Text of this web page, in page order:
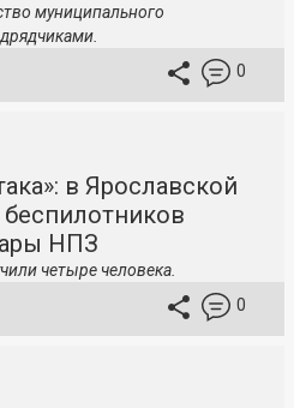
муниципального
0
в Ярославской
НПЗ
четыре человека.
0